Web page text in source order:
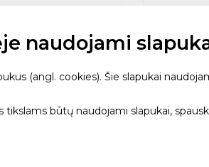
su magnetu
-15% – tik internetu
Bambino
842 - KAPRO
naudojami
(angl. cookies). Šie slapukai
tikslams būtų naudojami slapukai,